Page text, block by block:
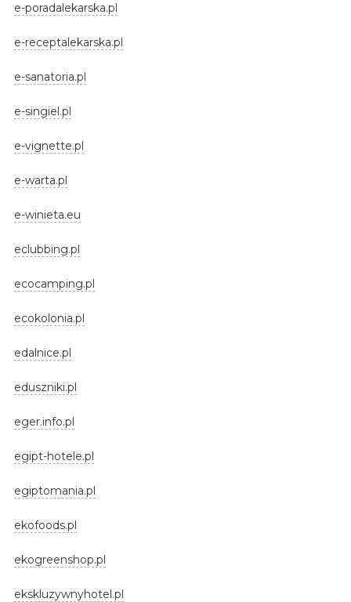
e-poradalekarska.pl
e-receptalekarska.pl
e-sanatoria.pl
e-singiel.pl
e-vignette.pl
e-warta.pl
e-winieta.eu
eclubbing.pl
ecocamping.pl
ecokolonia.pl
edalnice.pl
eduszniki.pl
eger.info.pl
egipt-hotele.pl
egiptomania.pl
ekofoods.pl
ekogreenshop.pl
ekskluzywnyhotel.pl